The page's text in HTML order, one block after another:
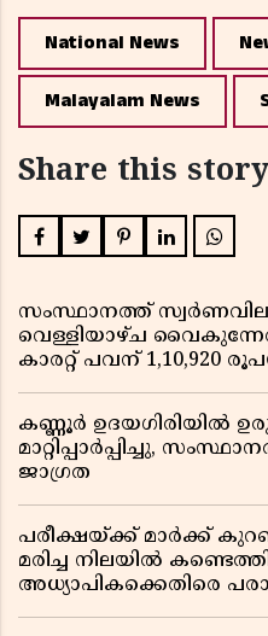
National News
Malayalam News
Share this story
സംസ്ഥാനത്ത്
വെള്ളിയാഴ്ച
കാരറ്റ് പവന് 1,10,920
കണ്ണൂർ ഉദയഗിരിയിൽ
മാറ്റിപ്പാർപ്പിച്ചു,
ജാഗ്രത
പരീക്ഷയ്ക്ക് മാർക്ക്
മരിച്ച നിലയിൽ
അധ്യാപികക്കെതിരെ